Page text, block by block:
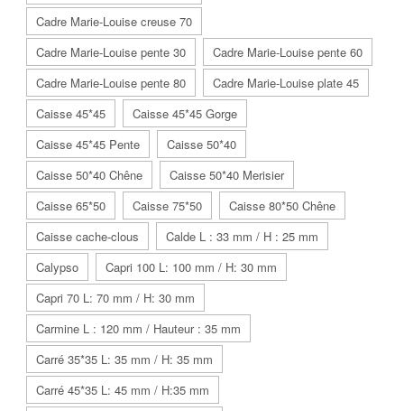
Cadre Marie-Louise creuse 70
Cadre Marie-Louise pente 30
Cadre Marie-Louise pente 60
Cadre Marie-Louise pente 80
Cadre Marie-Louise plate 45
Caisse 45*45
Caisse 45*45 Gorge
Caisse 45*45 Pente
Caisse 50*40
Caisse 50*40 Chêne
Caisse 50*40 Merisier
Caisse 65*50
Caisse 75*50
Caisse 80*50 Chêne
Caisse cache-clous
Calde L : 33 mm / H : 25 mm
Calypso
Capri 100 L: 100 mm / H: 30 mm
Capri 70 L: 70 mm / H: 30 mm
Carmine L : 120 mm / Hauteur : 35 mm
Carré 35*35 L: 35 mm / H: 35 mm
Carré 45*35 L: 45 mm / H:35 mm